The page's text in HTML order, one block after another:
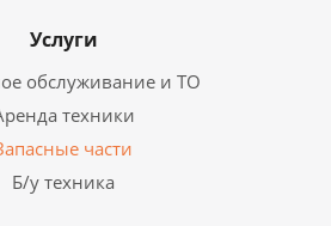
Услуги
обслуживание и ТО
техники
части
Б/у техника